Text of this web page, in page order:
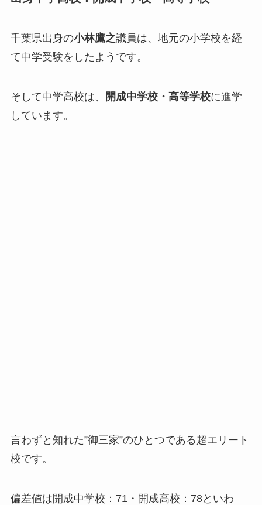
千葉県出身の小林鷹之議員は、地元の小学校を経
て中学受験をしたようです。
そして中学高校は、 開成中学校・高等学校に進学
しています。
言わずと知れた”御三家”のひとつである超エリート
校です。
偏差値は開成中学校：71・開成高校：78といわ